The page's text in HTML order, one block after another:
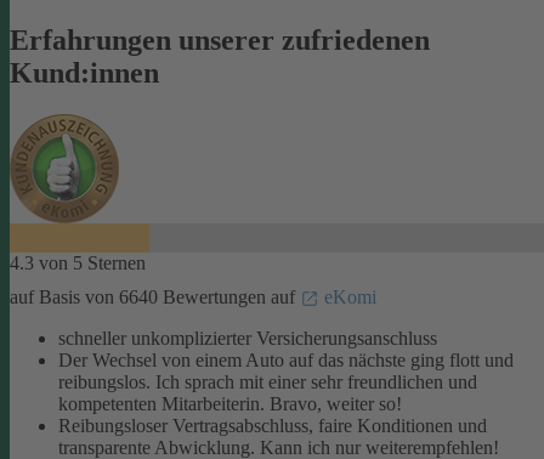
Erfahrungen unserer zufriedenen
Kund:innen
4.3 von 5 Sternen
auf Basis von 6640 Bewertungen auf
eKomi
schneller unkomplizierter Versicherungsanschluss
Der Wechsel von einem Auto auf das nächste ging flott und
reibungslos. Ich sprach mit einer sehr freundlichen und
kompetenten Mitarbeiterin. Bravo, weiter so!
Reibungsloser Vertragsabschluss, faire Konditionen und
transparente Abwicklung. Kann ich nur weiterempfehlen!